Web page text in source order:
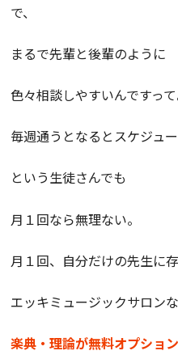
で、
まるで先輩と後輩のように
色々相談しやすいんですって
毎週通うとなるとスケジュ
という生徒さんでも
月１回なら無理ない。
月１回、自分だけの先生に
エッキミュージックサロンな
楽典・理論が無料オプション